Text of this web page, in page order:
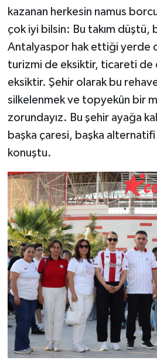
kazanan herkesin namus
çok iyi bilsin: Bu takım düştü,
Antalyaspor hak ettiği yerde
turizmi de eksiktir, ticareti de
eksiktir. Şehir olarak bu
silkelenmek ve topyekûn bir
zorundayız. Bu şehir ayağa
başka çaresi, başka
konuştu.